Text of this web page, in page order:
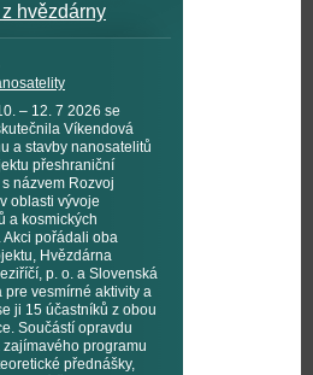
hvězdárny
– 12. 7 2026 se
Víkendová
a stavby nanosatelitů
přeshraniční
názvem Rozvoj
oblasti vývoje
a kosmických
Akci pořádali oba
Hvězdárna
p. o. a Slovenská
pre vesmírné aktivity a
ji 15 účastníků z obou
Součástí opravdu
zajímavého programu
přednášky,